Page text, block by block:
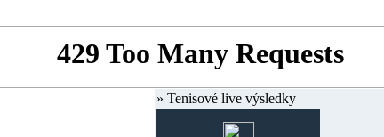
» Tenisové live výsledky